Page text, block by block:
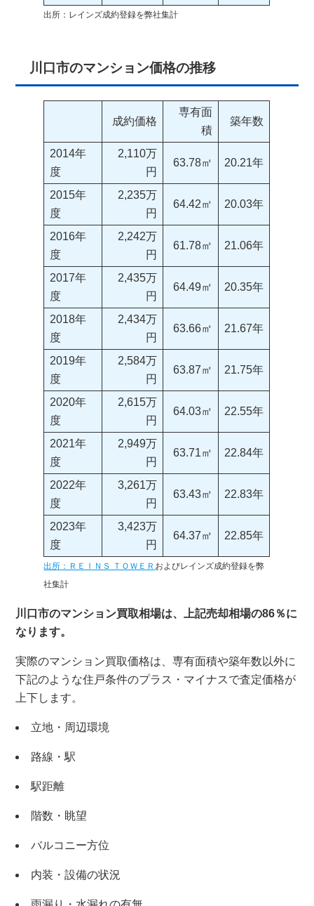
出所：レインズ成約登録を弊社集計
川口市のマンション価格の推移
成約価格
専有面
積
築年数
2014年
度
2,110万
円
63.78㎡ 20.21年
2015年
度
2,235万
円
64.42㎡ 20.03年
2016年
度
2,242万
円
61.78㎡ 21.06年
2017年
度
2,435万
円
64.49㎡ 20.35年
2018年
度
2,434万
円
63.66㎡ 21.67年
2019年
度
2,584万
円
63.87㎡ 21.75年
2020年
度
2,615万
円
64.03㎡ 22.55年
2021年
度
2,949万
円
63.71㎡ 22.84年
2022年
度
3,261万
円
63.43㎡ 22.83年
2023年
度
3,423万
円
64.37㎡ 22.85年
出所：ＲＥＩＮＳ ＴＯＷＥＲ およびレインズ成約登録を弊
社集計
川口市のマンション買取相場は、上記売却相場の86％に
なります。
実際のマンション買取価格は、専有面積や築年数以外に
下記のような住戸条件のプラス・マイナスで査定価格が
上下します。
立地・周辺環境
路線・駅
駅距離
階数・眺望
バルコニー方位
内装・設備の状況